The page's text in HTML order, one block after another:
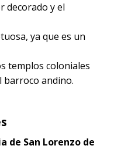
decorado y el
ya que es un
templos coloniales
barroco andino.
de San Lorenzo de